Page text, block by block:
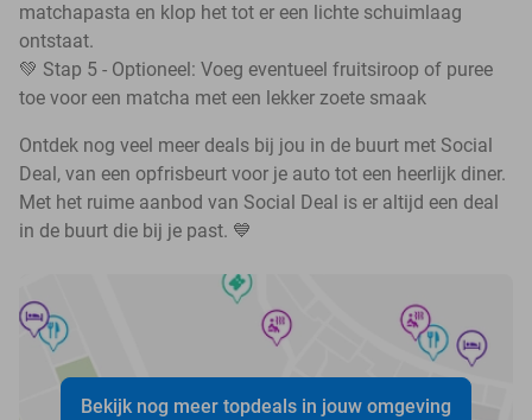
matchapasta en klop het tot er een lichte schuimlaag
ontstaat.
💚 Stap 5 - Optioneel: Voeg eventueel fruitsiroop of puree
toe voor een matcha met een lekker zoete smaak
Ontdek nog veel meer deals bij jou in de buurt met Social
Deal, van een opfrisbeurt voor je auto tot een heerlijk diner.
Met het ruime aanbod van Social Deal is er altijd een deal
in de buurt die bij je past. 💙
Bekijk nog meer topdeals in jouw omgeving